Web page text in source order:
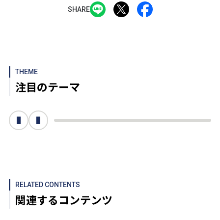
SHARE
THEME
注目のテーマ
前へ
次へ
RELATED CONTENTS
関連するコンテンツ